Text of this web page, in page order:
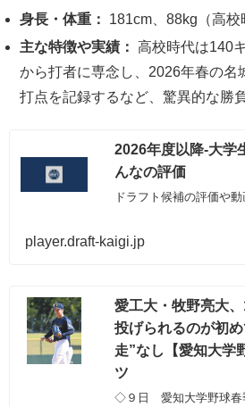
身長・体重：
181cm、88kg（高校
主な特徴や実績： 高校時代は140
から打者に専念し、2026年春の
打点を記録するなど、驚異的な勝
2026年度以降-大学
んなの評価
ドラフト候補の評価や
player.draft-kaigi.jp
愛工大・牧野亮大
投げられるのが初
走”なし【愛知大学
ツ
◇９日 愛知大学野球